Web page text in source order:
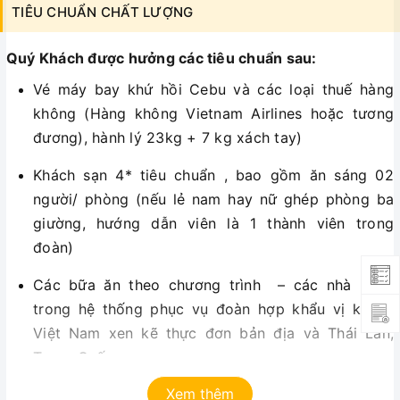
TIÊU CHUẨN CHẤT LƯỢNG
Quý Khách được hưởng các tiêu chuẩn sau:
Vé máy bay khứ hồi Cebu và các loại thuế hàng
không (Hàng không Vietnam Airlines hoặc tương
đương), hành lý 23kg + 7 kg xách tay)
Khách sạn 4* tiêu chuẩn , bao gồm ăn sáng 02
người/ phòng (nếu lẻ nam hay nữ ghép phòng ba
giường, hướng dẫn viên là 1 thành viên trong
đoàn)
Các bữa ăn theo chương trình – các nhà hàng
trong hệ thống phục vụ đoàn hợp khẩu vị khách
Việt Nam xen kẽ thực đơn bản địa và Thái Lan,
Trung Quốc
Xe ô tô đi du lịch máy lạnh đời mới tại tại nước
Xem thêm